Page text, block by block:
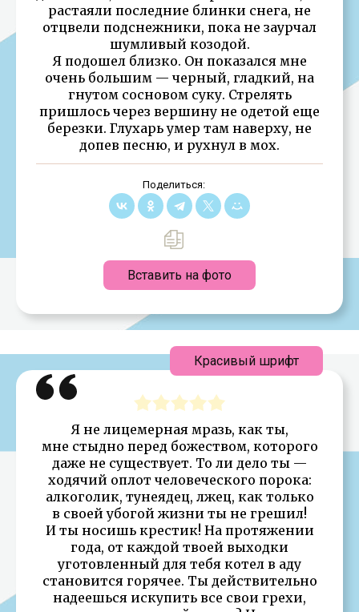
растаяли последние блинки снега, не
отцвели подснежники, пока не заурчал
шумливый козодой.
Я подошел близко. Он показался мне
очень большим — черный, гладкий, на
гнутом сосновом суку. Стрелять
пришлось через вершину не одетой еще
березки. Глухарь умер там наверху, не
допев песню, и рухнул в мох.
Поделиться:
Вставить на фото
Я не лицемерная мразь, как ты,
мне стыдно перед божеством, которого
даже не существует. То ли дело ты —
ходячий оплот человеческого порока:
алкоголик, тунеядец, лжец, как только
в своей убогой жизни ты не грешил!
И ты носишь крестик! На протяжении
года, от каждой твоей выходки
уготовленный для тебя котел в аду
становится горячее. Ты действительно
надеешься искупить все свои грехи,
Красивый шрифт